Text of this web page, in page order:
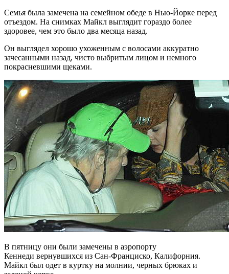
Семья была замечена на семейном обеде в Нью-Йорке перед
отъездом. На снимках Майкл выглядит гораздо более
здоровее, чем это было два месяца назад.
Он выглядел хорошо ухоженным с волосами аккуратно
зачесанными назад, чисто выбритым лицом и немного
покрасневшими щеками.
В пятницу они были замечены в аэропорту
Кеннеди вернувшихся из Сан-Франциско, Калифорния.
Майкл был одет в куртку на молнии, черных брюках и